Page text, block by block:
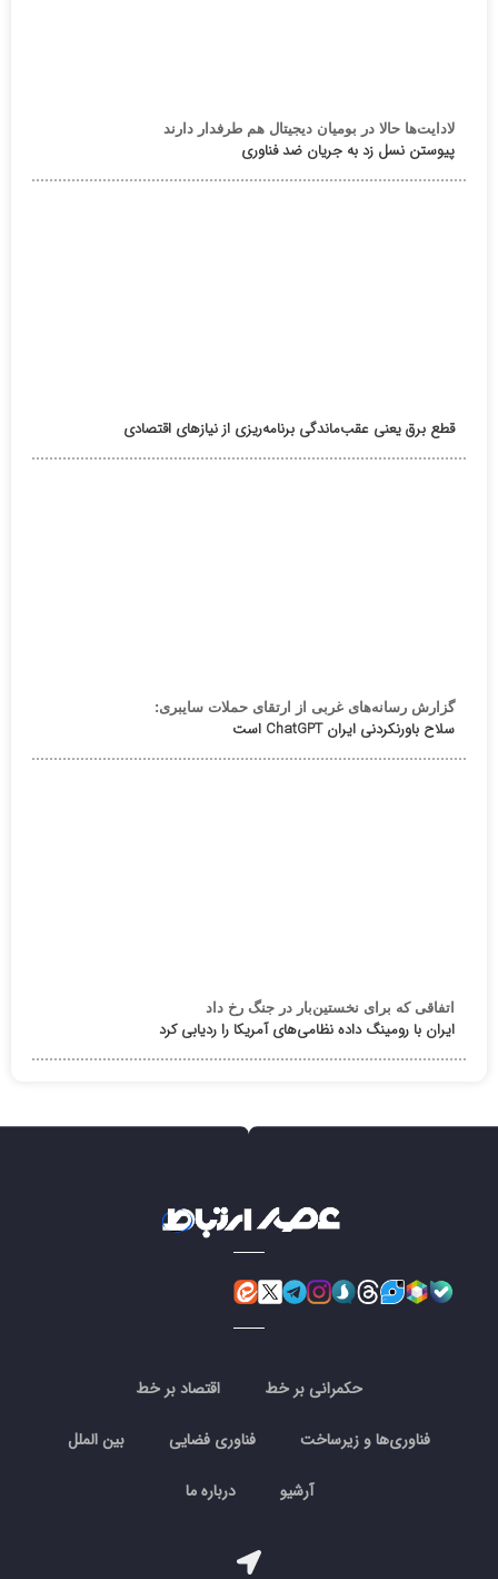
لادایت‌ها حالا در بومیان دیجیتال هم طرفدار دارند
پیوستن نسل زد به جریان ضد فناوری
قطع برق یعنی عقب‌ماندگی برنامه‌ریزی از نیازهای اقتصادی
گزارش رسانه‌های غربی از ارتقای حملات سایبری:
سلاح باورنکردنی ایران ChatGPT است
اتفاقی که برای نخستین‌بار در جنگ رخ داد
ایران با رومینگ داده نظامی‌های آمریکا را ردیابی کرد
حکمرانی بر خط اقتصاد بر خط
فناوری‌ها و زیرساخت فناوری فضایی بین الملل
آرشیو درباره ما